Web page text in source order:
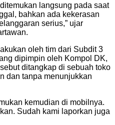
langsung pada saat
bahkan ada kekerasan
serius,” ujar
oleh tim dari Subdit 3
dipimpin oleh Kompol DK,
ditangkap di sebuah toko
dan tanpa menunjukkan
kemudian di mobilnya.
Sudah kami laporkan juga